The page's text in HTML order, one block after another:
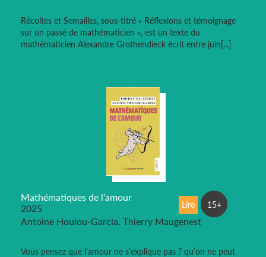
Récoltes et Semailles, sous-titré « Réflexions et témoignage
sur un passé de mathématicien », est un texte du
mathématicien Alexandre Grothendieck écrit entre juin[...]
Mathématiques de l’amour
2025
Antoine Houlou-Garcia, Thierry Maugenest
Vous pensez que l’amour ne s’explique pas ? qu’on ne peut
Lire 15+